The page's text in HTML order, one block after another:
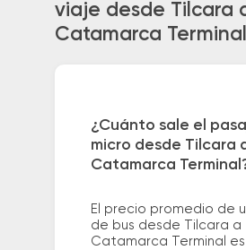
viaje desde Tilcara
Catamarca Terminal
¿Cuánto sale el
micro desde Tilcara
Catamarca
El precio promedio de
de bus desde Tilcara a
Catamarca Terminal